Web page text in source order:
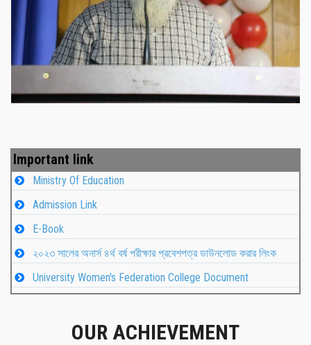
Important link
Ministry Of Education
Admission Link
E-Book
২০২৩ সালের অনার্স ৪র্থ বর্ষ পরীক্ষার প্রবেশপত্র ডাউনলোড করার লিংক
University Women's Federation College Document
OUR ACHIEVEMENT